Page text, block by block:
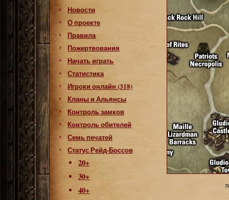
Новости
О проекте
Правила
Пожертвования
Начать играть
Статистика
Игроки онлайн (318)
Кланы и Альянсы
Контроль замков
Контроль обителей
Семь печатей
Статус Рейд-Боссов
20+
30+
40+